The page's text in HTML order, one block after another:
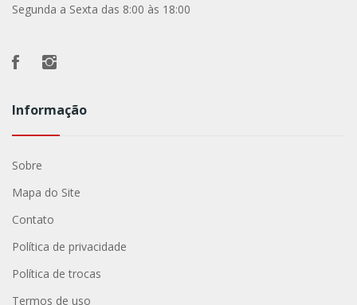
Segunda a Sexta das 8:00 às 18:00
Informação
Sobre
Mapa do Site
Contato
Política de privacidade
Política de trocas
Termos de uso